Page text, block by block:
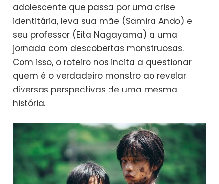
adolescente que passa por uma crise
identitária, leva sua mãe (Samira Ando) e
seu professor (Eita Nagayama) a uma
jornada com descobertas monstruosas.
Com isso, o roteiro nos incita a questionar
quem é o verdadeiro monstro ao revelar
diversas perspectivas de uma mesma
história.